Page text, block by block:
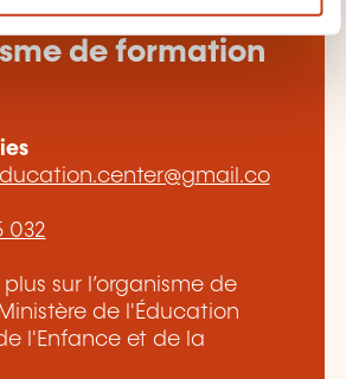
contacter
de formation
032
plus sur l’organisme de
de l'Éducation
l'Enfance et de la